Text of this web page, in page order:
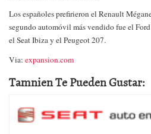
Los españoles prefirieron el Renault
segundo automóvil más vendido fue el
el Seat Ibiza y el Peugeot 207.
Via: expansion.com
Tamnien Te Pueden Gustar: